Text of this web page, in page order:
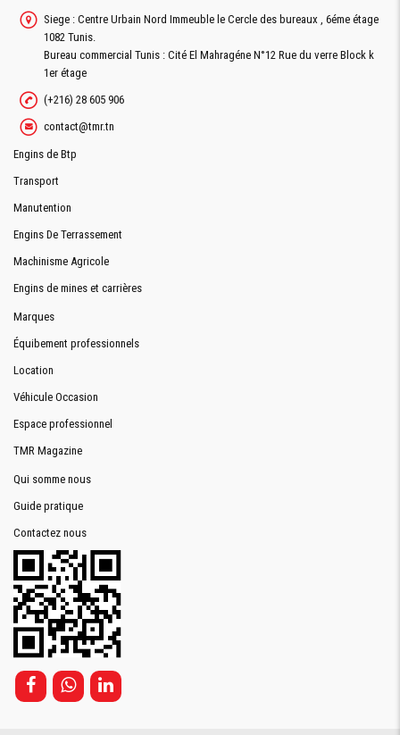
Siege : Centre Urbain Nord Immeuble le Cercle des bureaux , 6éme étage
1082 Tunis.
Bureau commercial Tunis : Cité El Mahragéne N°12 Rue du verre Block k
1er étage
(+216) 28 605 906
contact@tmr.tn
Engins de Btp
Transport
Manutention
Engins De Terrassement
Machinisme Agricole
Engins de mines et carrières
Marques
Équibement professionnels
Location
Véhicule Occasion
Espace professionnel
TMR Magazine
Qui somme nous
Guide pratique
Contactez nous